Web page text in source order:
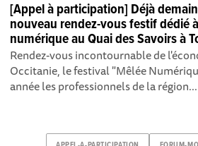
[Appel à participation] Déjà
nouveau rendez-vous festif dédié
numérique au Quai des Savoirs à
Rendez-vous incontournable de
Occitanie, le festival "Mêlée
année les professionnels de la région...